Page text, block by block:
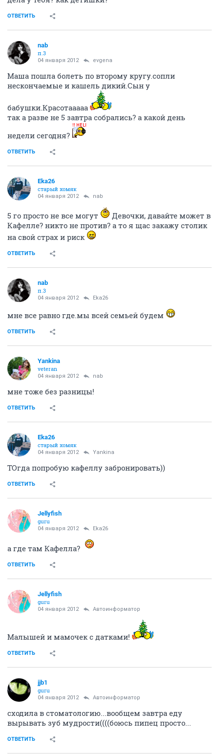
ОТВЕТИТЬ
nab
п.3
04 января 2012 evgena
Маша пошла болеть по второму кругу.сопли
нескончаемые и кашель дикий.Сын у
бабушки.Красотааааа
так а разве не 5 завтра собрались? а какой день
недели сегодня?
ОТВЕТИТЬ
Eka26
старый хомяк
04 января 2012 nab
5 го просто не все могут
Девочки, давайте может в
Кафелле? никто не против? а то я щас закажу столик
на свой страх и риск
ОТВЕТИТЬ
nab
п.3
04 января 2012 Eka26
мне все равно где.мы всей семьей будем
ОТВЕТИТЬ
Yankina
veteran
04 января 2012 nab
мне тоже без разницы!
ОТВЕТИТЬ
Eka26
старый хомяк
04 января 2012 Yankina
ТОгда попробую кафеллу забронировать))
ОТВЕТИТЬ
Jellyfish
guru
04 января 2012 Eka26
а где там Кафелла?
ОТВЕТИТЬ
Jellyfish
guru
04 января 2012 Автоинформатор
Малышей и мамочек с датками!
ОТВЕТИТЬ
jjb1
guru
04 января 2012 Автоинформатор
сходила в стоматологию...вообщем завтра еду
вырывать зуб мудрости((((боюсь пипец просто...
ОТВЕТИТЬ